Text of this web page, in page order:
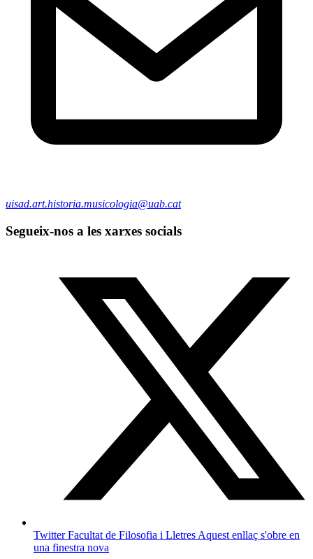
uisad.art.historia.musicologia@uab.cat
Segueix-nos a les xarxes socials
Twitter Facultat de Filosofia i Lletres Aquest enllaç s'obre en
una finestra nova